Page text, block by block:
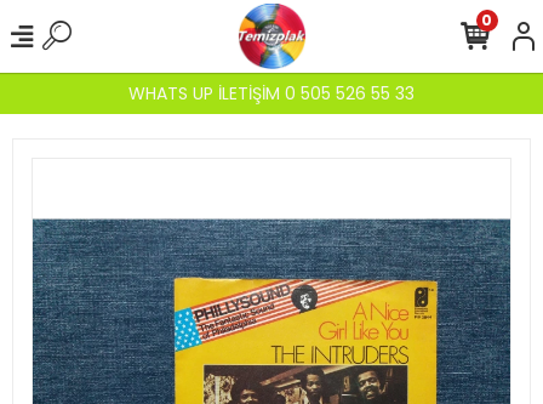
WHATS UP İLETİŞİM 0 505 526 55 33
0